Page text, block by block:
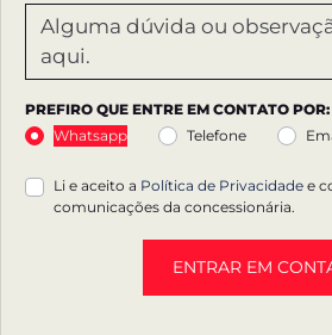
PREFIRO QUE ENTRE EM CONTATO POR:
Whatsapp
Telefone
Li e aceito a Política de Privacidade e
comunicações da concessionária.
ENTRAR EM